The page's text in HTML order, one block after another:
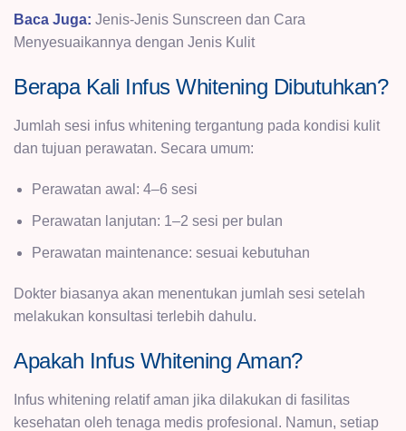
Baca Juga: Jenis-Jenis Sunscreen dan Cara
Menyesuaikannya dengan Jenis Kulit
Berapa Kali Infus Whitening Dibutuhkan?
Jumlah sesi infus whitening tergantung pada kondisi kulit
dan tujuan perawatan. Secara umum:
Perawatan awal: 4–6 sesi
Perawatan lanjutan: 1–2 sesi per bulan
Perawatan maintenance: sesuai kebutuhan
Dokter biasanya akan menentukan jumlah sesi setelah
melakukan konsultasi terlebih dahulu.
Apakah Infus Whitening Aman?
Infus whitening relatif aman jika dilakukan di fasilitas
kesehatan oleh tenaga medis profesional. Namun, setiap